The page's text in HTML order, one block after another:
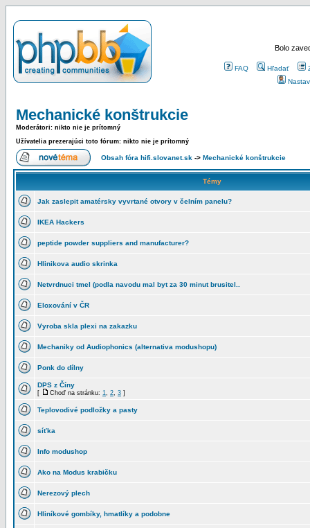
Bolo
FAQ Hľadať
Mechanické konštrukcie
Moderátori: nikto nie je prítomný
Užívatelia prezerajúci toto fórum: nikto nie je prítomný
Obsah fóra hifi.slovanet.sk -> Mechanické konštrukcie
Témy
Jak zaslepit amatérsky vyvrtané otvory v čelním panelu?
IKEA Hackers
peptide powder suppliers and manufacturer?
Hlinikova audio skrinka
Netvrdnuci tmel (podla navodu mal byt za 30 minut brusitel..
Eloxování v ČR
Vyroba skla plexi na zakazku
Mechaniky od Audiophonics (alternativa modushopu)
Ponk do dílny
DPS z Číny
[ Choď na stránku: 1, 2, 3 ]
Teplovodivé podložky a pasty
síťka
Info modushop
Ako na Modus krabičku
Nerezový plech
Hliníkové gombíky, hmatlíky a podobne